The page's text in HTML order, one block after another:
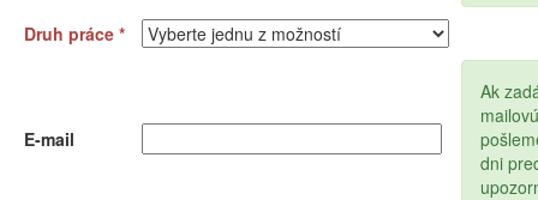
Druh práce *
E-mail
Ak
dni